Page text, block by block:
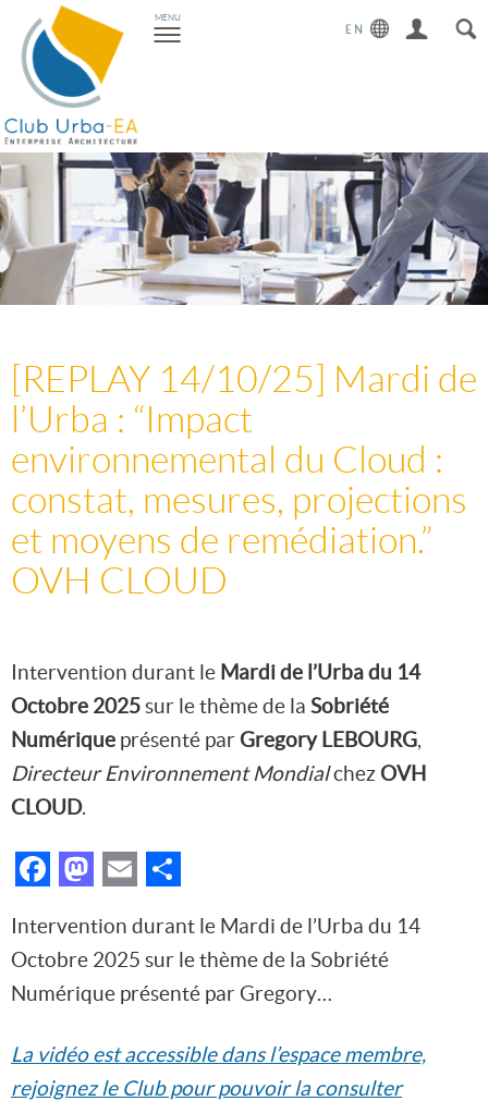
Toggle
navigation
MENU
[REPLAY 14/10/25] Mardi de
l’Urba : “Impact
environnemental du Cloud :
constat, mesures, projections
et moyens de remédiation.”
OVH CLOUD
Intervention durant le Mardi de l’Urba du 14
Octobre 2025sur le thème de la Sobriété
Numérique présenté par Gregory LEBOURG,
Directeur Environnement Mondialchez OVH
CLOUD.
Facebook
Mastodon
Email
Intervention durant le Mardi de l’Urba du 14
Octobre 2025 sur le thème de la Sobriété
Numérique présenté par Gregory…
La vidéo est accessible dans l’espace membre,
rejoignez le Club pour pouvoir la consulter